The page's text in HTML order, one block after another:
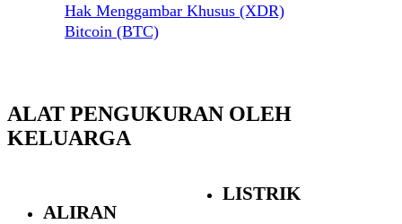
Hak Menggambar Khusus (XDR)
Bitcoin (BTC)
ALAT PENGUKURAN OLEH
KELUARGA
ALIRAN
LISTRIK